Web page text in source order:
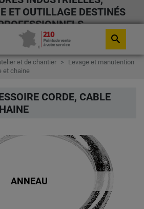
ET OUTILLAGE DESTINÉS
search
et de chantier
Levage et manutention
et chaine
CORDE, CABLE
ANNEAU